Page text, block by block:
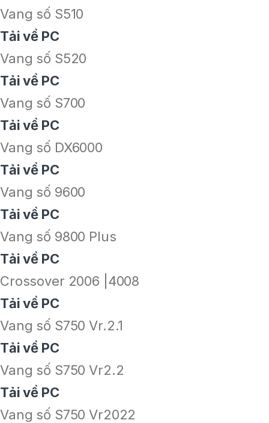
Vang số S510
Tải về PC
Vang số S520
Tải về PC
Vang số S700
Tải về PC
Vang số DX6000
Tải về PC
Vang số 9600
Tải về PC
Vang số 9800 Plus
Tải về PC
Crossover 2006 |4008
Tải về PC
Vang số S750 Vr.2.1
Tải về PC
Vang số S750 Vr2.2
Tải về PC
Vang số S750 Vr2022